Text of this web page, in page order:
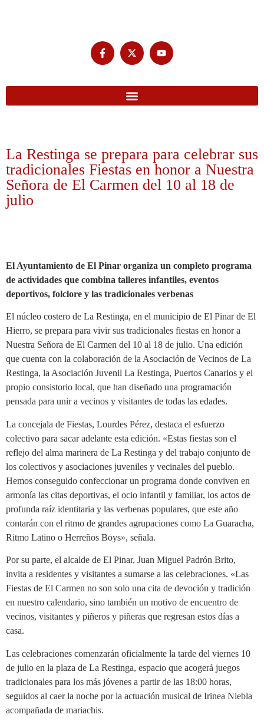
La Restinga se prepara para celebrar sus
tradicionales Fiestas en honor a Nuestra
Señora de El Carmen del 10 al 18 de
julio
El Ayuntamiento de El Pinar organiza un completo programa
de actividades que combina talleres infantiles, eventos
deportivos, folclore y las tradicionales verbenas
El núcleo costero de La Restinga, en el municipio de El Pinar de El
Hierro, se prepara para vivir sus tradicionales fiestas en honor a
Nuestra Señora de El Carmen del 10 al 18 de julio. Una edición
que cuenta con la colaboración de la Asociación de Vecinos de La
Restinga, la Asociación Juvenil La Restinga, Puertos Canarios y el
propio consistorio local, que han diseñado una programación
pensada para unir a vecinos y visitantes de todas las edades.
La concejala de Fiestas, Lourdes Pérez, destaca el esfuerzo
colectivo para sacar adelante esta edición. «Estas fiestas son el
reflejo del alma marinera de La Restinga y del trabajo conjunto de
los colectivos y asociaciones juveniles y vecinales del pueblo.
Hemos conseguido confeccionar un programa donde conviven en
armonía las citas deportivas, el ocio infantil y familiar, los actos de
profunda raíz identitaria y las verbenas populares, que este año
contarán con el ritmo de grandes agrupaciones como La Guaracha,
Ritmo Latino o Herreños Boys», señala.
Por su parte, el alcalde de El Pinar, Juan Miguel Padrón Brito,
invita a residentes y visitantes a sumarse a las celebraciones. «Las
Fiestas de El Carmen no son solo una cita de devoción y tradición
en nuestro calendario, sino también un motivo de encuentro de
vecinos, visitantes y piñeros y piñeras que regresan estos días a
casa.
Las celebraciones comenzarán oficialmente la tarde del viernes 10
de julio en la plaza de La Restinga, espacio que acogerá juegos
tradicionales para los más jóvenes a partir de las 18:00 horas,
seguidos al caer la noche por la actuación musical de Irinea Niebla
acompañada de mariachis.